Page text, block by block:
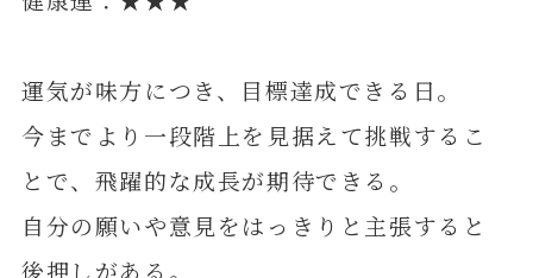
運気が味方につき、目標達成できる日。
今までより一段階上を見据えて挑戦するこ
とで、飛躍的な成長が期待できる。
自分の願いや意見をはっきりと主張すると
後押しがある。